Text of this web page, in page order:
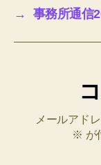
o
k
e
→ 事務所通信
メールアド
※ が